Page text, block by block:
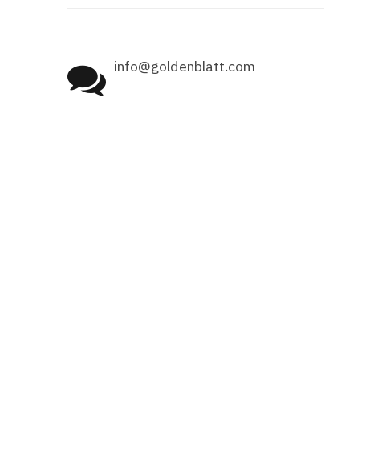
info@goldenblatt.com